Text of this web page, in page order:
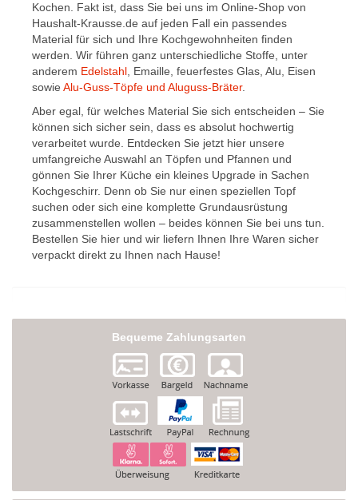
Kochen. Fakt ist, dass Sie bei uns im Online-Shop von
Haushalt-Krausse.de auf jeden Fall ein passendes
Material für sich und Ihre Kochgewohnheiten finden
werden. Wir führen ganz unterschiedliche Stoffe, unter
anderem Edelstahl , Emaille, feuerfestes Glas, Alu, Eisen
sowie Alu-Guss-Töpfe und Aluguss-Bräter.
Aber egal, für welches Material Sie sich entscheiden – Sie
können sich sicher sein, dass es absolut hochwertig
verarbeitet wurde. Entdecken Sie jetzt hier unsere
umfangreiche Auswahl an Töpfen und Pfannen und
gönnen Sie Ihrer Küche ein kleines Upgrade in Sachen
Kochgeschirr. Denn ob Sie nur einen speziellen Topf
suchen oder sich eine komplette Grundausrüstung
zusammenstellen wollen – beides können Sie bei uns tun.
Bestellen Sie hier und wir liefern Ihnen Ihre Waren sicher
verpackt direkt zu Ihnen nach Hause!
Bequeme Zahlungsarten